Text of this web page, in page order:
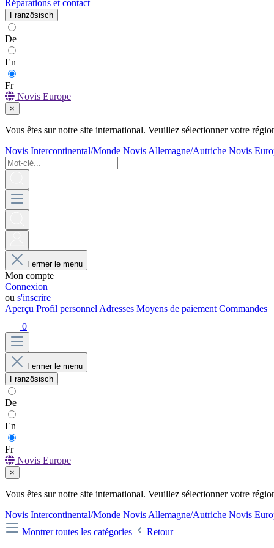
Réparations et contact
Französisch
De
En
Fr
Novis Europe
×
Vous êtes sur notre site international. Veuillez sélectionner votre
Novis Intercontinental/Monde Novis Allemagne/Autriche Novis
Fermer le menu
Mon compte
Connexion
ou s'inscrire
Aperçu Profil personnel Adresses Moyens de paiement Commandes
0
Fermer le menu
Französisch
De
En
Fr
Novis Europe
×
Vous êtes sur notre site international. Veuillez sélectionner votre
Novis Intercontinental/Monde Novis Allemagne/Autriche Novis
Montrer toutes les catégories
Retour